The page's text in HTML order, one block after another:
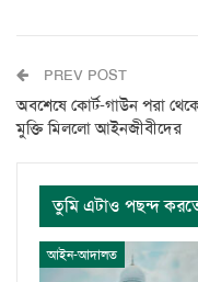
PREV POST
অবশেষে কোর্ট-গাউন পরা
মুক্তি মিললো আইনজীবীদের
তুমি এটাও পছন্দ
আইন-আদালত